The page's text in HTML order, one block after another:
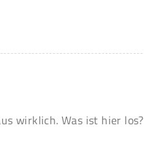
wirklich. Was ist hier los?